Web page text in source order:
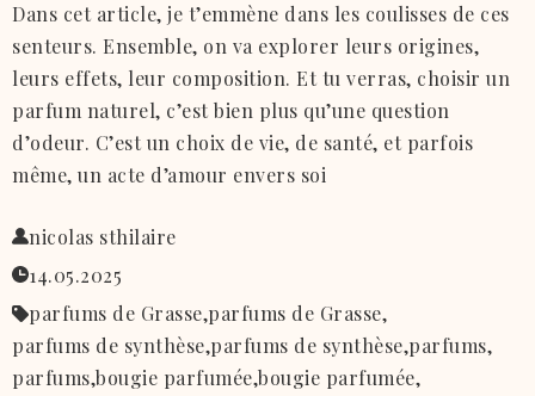
Dans cet article, je t’emmène dans les coulisses de ces
senteurs. Ensemble, on va explorer leurs origines,
leurs effets, leur composition. Et tu verras, choisir un
parfum naturel, c’est bien plus qu’une question
d’odeur. C’est un choix de vie, de santé, et parfois
même, un acte d’amour envers soi
nicolas sthilaire
14.05.2025
parfums de Grasse,parfums de Grasse,
parfums de synthèse,parfums de synthèse,parfums,
parfums,bougie parfumée,bougie parfumée,